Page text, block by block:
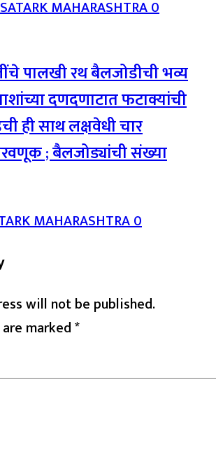
SATARK MAHARASHTRA0
पालखी रथ बैलजोडीची भव्य
दणदणाटात फटाक्यांची
ही साथ लक्षवेधी चार
; बैलजोड्यांची संख्या
MAHARASHTRA0
will not be published.
marked*